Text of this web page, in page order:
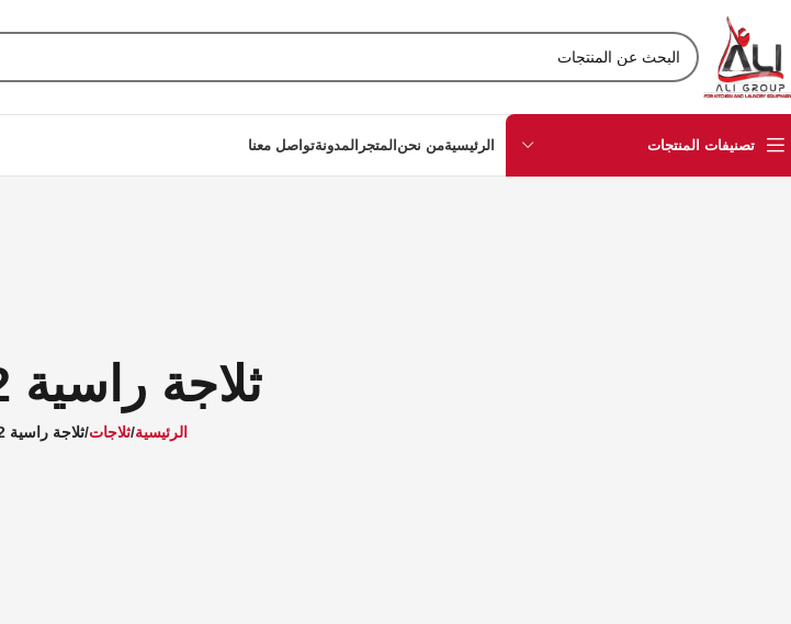
تصنيفات المنتجات الرئيسيةمن نحن المتجر المدونةتواصل معنا
ثلاجة راسية 2 باب
الرئيسية ثلاجات ثلاجة راسية 2 باب